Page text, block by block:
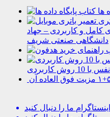
ها
کامل و کاربردی – جهاد
دانشگاهی صنعتی شریف
روش کاربردی
اینستاگرام ما را دنبال کنید